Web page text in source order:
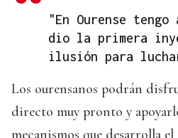
"En Ourense
dio la primera
ilusión para
Los ourensanos podrán
directo muy pronto y